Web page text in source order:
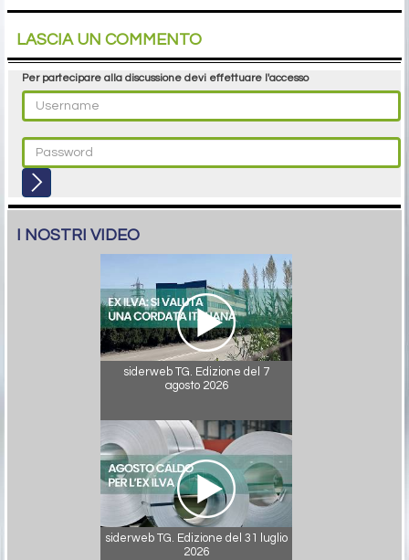
LASCIA UN COMMENTO
Per partecipare alla discussione devi effettuare l'accesso
I NOSTRI VIDEO
siderweb TG. Edizione del 7
agosto 2026
siderweb TG. Edizione del 31 luglio
2026